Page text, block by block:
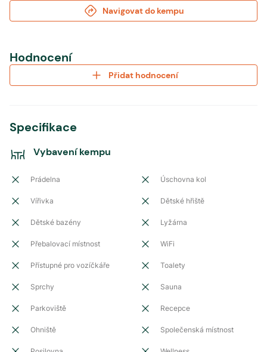
Navigovat do kempu
Hodnocení
Přidat hodnocení
Specifikace
Vybavení kempu
Prádelna Úschovna kol
Vířivka Dětské hřiště
Dětské bazény Lyžárna
Přebalovací místnost WiFi
Přístupné pro vozíčkáře Toalety
Sprchy Sauna
Parkoviště Recepce
Ohniště Společenská místnost